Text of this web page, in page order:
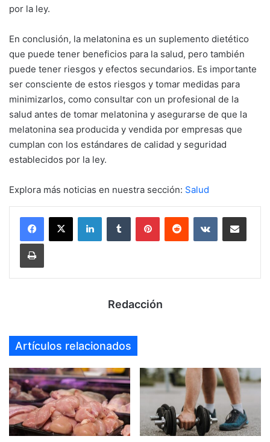
por la ley.
En conclusión, la melatonina es un suplemento dietético
que puede tener beneficios para la salud, pero también
puede tener riesgos y efectos secundarios. Es importante
ser consciente de estos riesgos y tomar medidas para
minimizarlos, como consultar con un profesional de la
salud antes de tomar melatonina y asegurarse de que la
melatonina sea producida y vendida por empresas que
cumplan con los estándares de calidad y seguridad
establecidos por la ley.
Explora más noticias en nuestra sección: Salud
LinkedInTumblr PinterestReddit VKontakteCompartir por mail
Imprimir
Redacción
Artículos relacionados